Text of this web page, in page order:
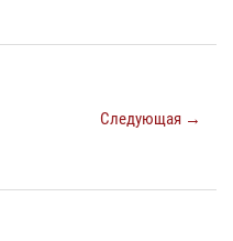
Следующая →